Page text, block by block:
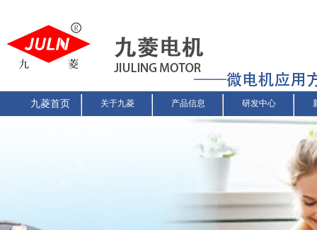
九菱首页 关于九菱 产品信息 研发中心